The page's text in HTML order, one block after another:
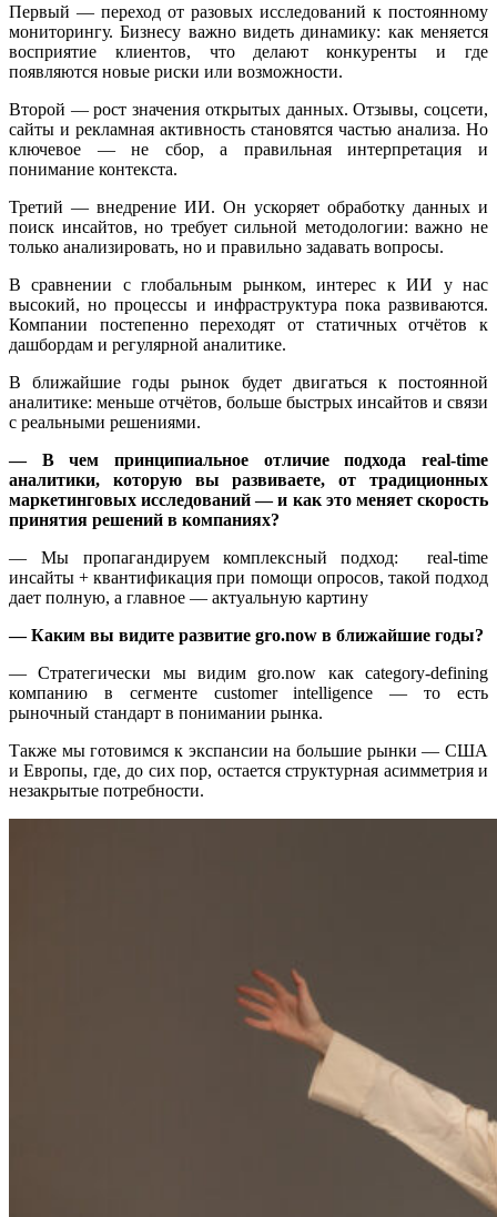
Первый — переход от разовых исследований к постоянному
мониторингу. Бизнесу важно видеть динамику: как меняется
восприятие клиентов, что делают конкуренты и где
появляются новые риски или возможности.
Второй — рост значения открытых данных. Отзывы, соцсети,
сайты и рекламная активность становятся частью анализа. Но
ключевое — не сбор, а правильная интерпретация и
понимание контекста.
Третий — внедрение ИИ. Он ускоряет обработку данных и
поиск инсайтов, но требует сильной методологии: важно не
только анализировать, но и правильно задавать вопросы.
В сравнении с глобальным рынком, интерес к ИИ у нас
высокий, но процессы и инфраструктура пока развиваются.
Компании постепенно переходят от статичных отчётов к
дашбордам и регулярной аналитике.
В ближайшие годы рынок будет двигаться к постоянной
аналитике: меньше отчётов, больше быстрых инсайтов и связи
с реальными решениями.
— В чем принципиальное отличие подхода real-time
аналитики, которую вы развиваете, от традиционных
маркетинговых исследований — и как это меняет скорость
принятия решений в компаниях?
— Мы пропагандируем комплексный подход: real-time
инсайты + квантификация при помощи опросов, такой подход
дает полную, а главное — актуальную картину
— Каким вы видите развитие gro.now в ближайшие годы?
— Стратегически мы видим gro.now как category-defining
компанию в сегменте customer intelligence — то есть
рыночный стандарт в понимании рынка.
Также мы готовимся к экспансии на большие рынки — США
и Европы, где, до сих пор, остается структурная асимметрия и
незакрытые потребности.